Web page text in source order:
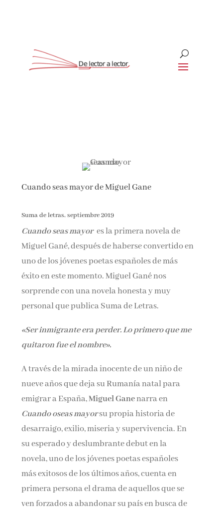
Cuando seas mayor de Miguel Gane
Suma de letras, septiembre 2019
Cuando seas mayores la primera novela de
Miguel Gané, después de haberse convertido en
uno de los jóvenes poetas españoles de más
éxito en este momento. Miguel Gané nos
sorprende con una novela honesta y muy
personal que publica Suma de Letras.
«Ser inmigrante era perder. Lo primero que me
quitaron fue el nombre».
A través de la mirada inocente de un niño de
nueve años que deja su Rumanía natal para
emigrar a España,Miguel Ganenarra en
Cuando oseas mayorsu propia historia de
desarraigo, exilio, miseria y supervivencia. En
su esperado y deslumbrante debut en la
novela, uno de los jóvenes poetas españoles
más exitosos de los últimos años, cuenta en
primera persona el drama de aquellos que se
ven forzados a abandonar su país en busca de
Suscríbete
Únete a nuestra comunidad de amantes de la
Nombre*
Por favor, acepta lostérminos y condiciones